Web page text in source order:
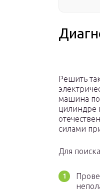
Решить
машина
цилиндре
силами
Для